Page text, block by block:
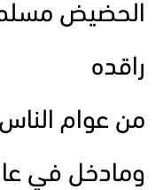
الحضيض مسلم
راقده
من عوام
ومادخل في